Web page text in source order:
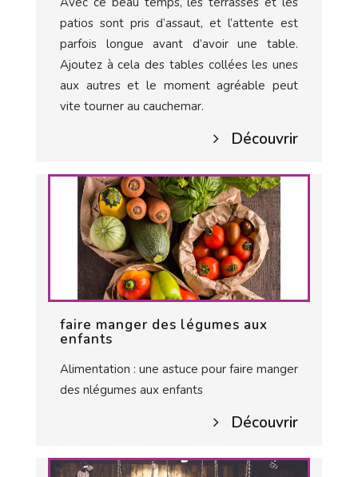
patios sont pris d’assaut, et l’attente est
parfois longue avant d’avoir une table.
Ajoutez à cela des tables collées les unes
aux autres et le moment agréable peut
vite tourner au cauchemar.
Découvrir
faire manger des légumes aux
enfants
Alimentation : une astuce pour faire manger
des nlégumes aux enfants
Découvrir